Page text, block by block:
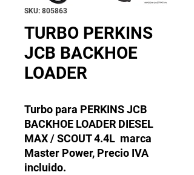
SKU: 805863
TURBO PERKINS
JCB BACKHOE
LOADER
Turbo para PERKINS JCB
BACKHOE LOADER DIESEL
MAX / SCOUT 4.4L marca
Master Power, Precio IVA
incluido.